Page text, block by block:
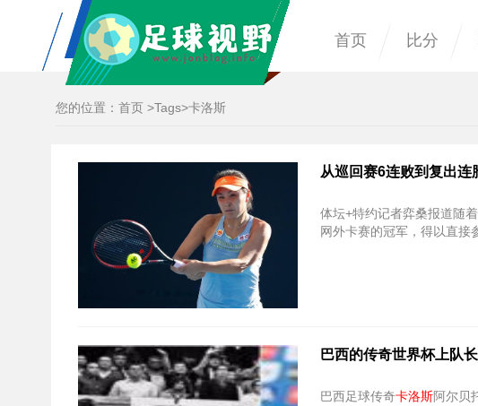
首页 比分
您的位置： 首页 >Tags>卡洛斯
从巡回赛6连败到复出连
体坛+特约记者弈桑报道随
网外卡赛的冠军，得以直接
巴西的传奇世界杯上队
巴西足球传奇卡洛斯阿尔贝